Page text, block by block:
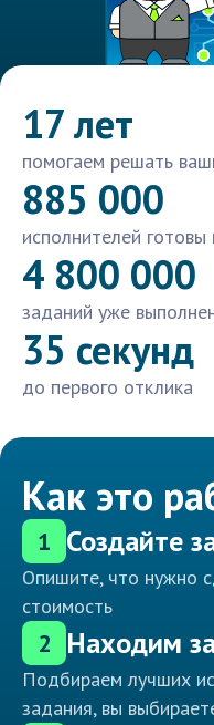
17 лет
помогаем решать
885 000
исполнителей
4 800 000
заданий уже
35 секунд
до первого отклика
Как это
1 Создайте
Опишите, что нужно
стоимость
2 Находим
Подбираем лучших
задания, вы